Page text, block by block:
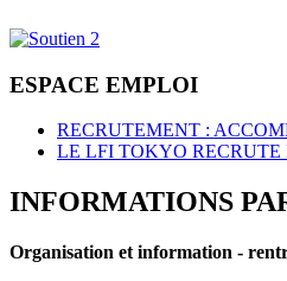
ESPACE EMPLOI
RECRUTEMENT :
LE LFI TOKYO RECRUTE
INFORMATIONS
Organisation et information -